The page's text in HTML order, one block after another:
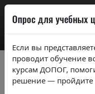
Вопросы
курсам ДОПОГ
Опрос для учебных
Если вы
проводит обучение
курсам ДОПОГ,
решение — пройдите